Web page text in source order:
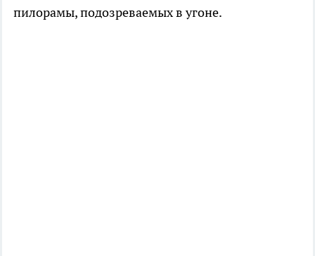
пилорамы, подозреваемых в угоне.